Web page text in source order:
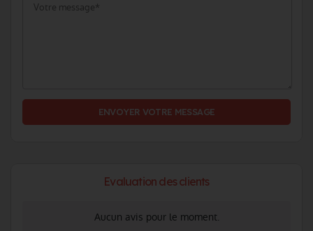
ENVOYER VOTRE MESSAGE
Evaluation des clients
Aucun avis pour le moment.